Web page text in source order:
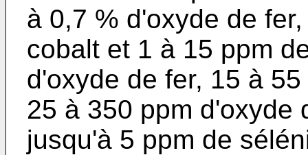
à 0,7 % d'oxyde de
cobalt et 1 à 15 ppm
d'oxyde de fer, 15 à
25 à 350 ppm d'oxyde
jusqu'à 5 ppm de